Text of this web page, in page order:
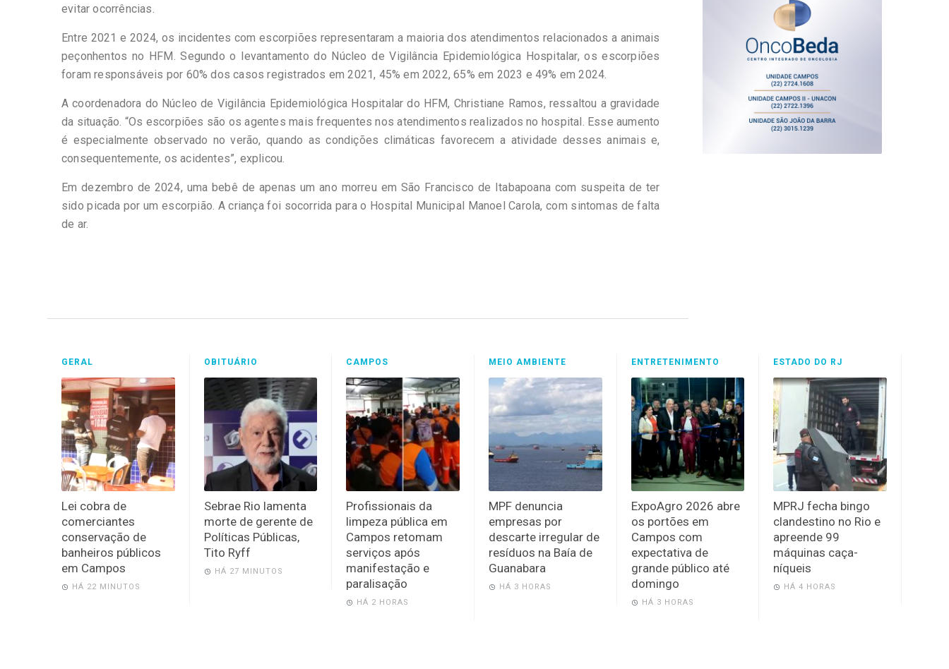
evitar ocorrências.
Entre 2021 e 2024, os incidentes com escorpiões representaram a maioria dos atendimentos relacionados a animais
peçonhentos no HFM. Segundo o levantamento do Núcleo de Vigilância Epidemiológica Hospitalar, os escorpiões
foram responsáveis por 60% dos casos registrados em 2021, 45% em 2022, 65% em 2023 e 49% em 2024.
A coordenadora do Núcleo de Vigilância Epidemiológica Hospitalar do HFM, Christiane Ramos, ressaltou a gravidade
da situação. “Os escorpiões são os agentes mais frequentes nos atendimentos realizados no hospital. Esse aumento
é especialmente observado no verão, quando as condições climáticas favorecem a atividade desses animais e,
consequentemente, os acidentes”, explicou.
Em dezembro de 2024, uma bebê de apenas um ano morreu em São Francisco de Itabapoana com suspeita de ter
sido picada por um escorpião. A criança foi socorrida para o Hospital Municipal Manoel Carola, com sintomas de falta
de ar.
GERAL
Lei cobra de
comerciantes
conservação de
banheiros públicos
em Campos
HÁ 22 MINUTOS
OBITUÁRIO
Sebrae Rio lamenta
morte de gerente de
Políticas Públicas,
Tito Ryff
HÁ 27 MINUTOS
CAMPOS
Profissionais da
limpeza pública em
Campos retomam
serviços após
manifestação e
paralisação
HÁ 2 HORAS
MEIO AMBIENTE
MPF denuncia
empresas por
descarte irregular de
resíduos na Baía de
Guanabara
HÁ 3 HORAS
ENTRETENIMENTO
ExpoAgro 2026 abre
os portões em
Campos com
expectativa de
grande público até
domingo
HÁ 3 HORAS
ESTADO DO RJ
MPRJ fecha bingo
clandestino no Rio e
apreende 99
máquinas caça-
níqueis
HÁ 4 HORAS